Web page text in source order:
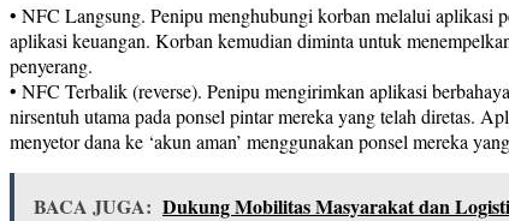
• NFC Langsung. Penipu menghubungi korban melalui aplikasi
aplikasi keuangan. Korban kemudian diminta untuk
penyerang.
• NFC Terbalik (reverse). Penipu mengirimkan aplikasi
nirsentuh utama pada ponsel pintar mereka yang telah diretas.
menyetor dana ke ‘akun aman’ menggunakan ponsel mereka
BACA JUGA: Dukung Mobilitas Masyarakat dan